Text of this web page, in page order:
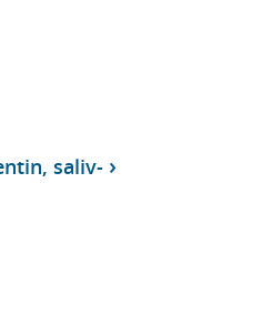
saliv-